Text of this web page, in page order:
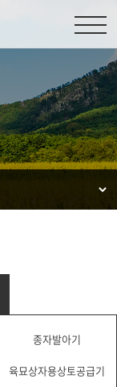
종자발아기
육묘상자용상토공급기